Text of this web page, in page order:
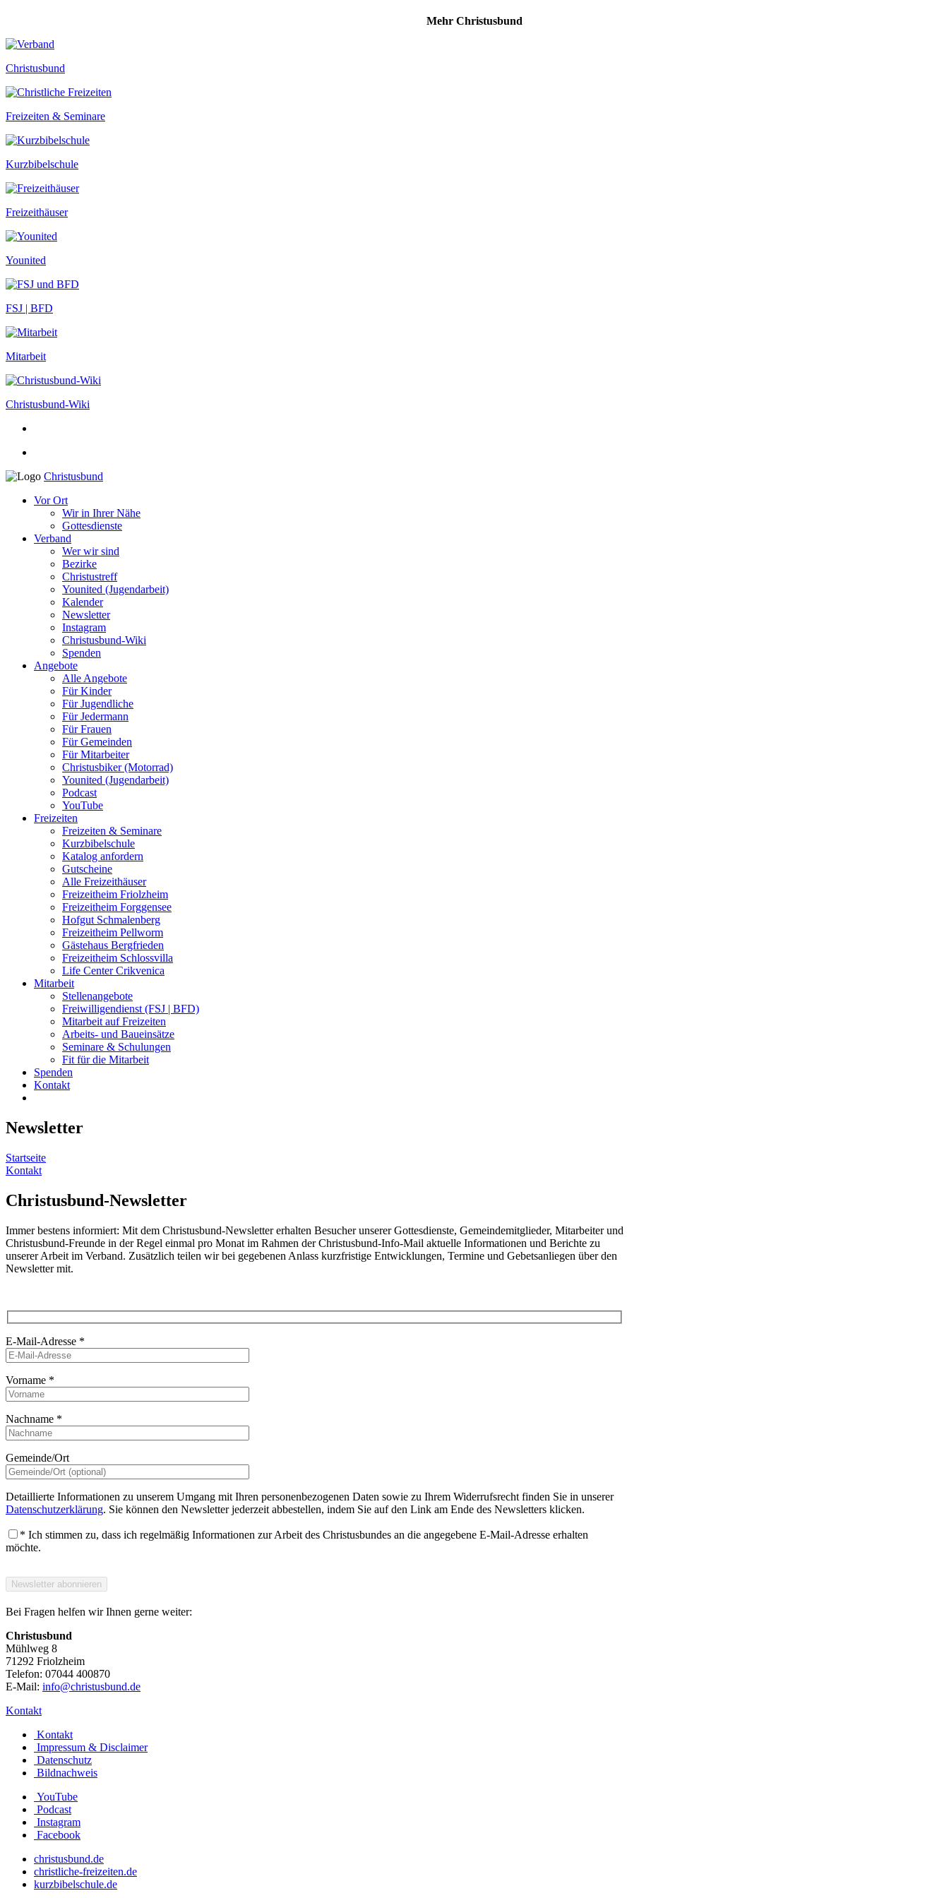
Mehr Christusbund
Christusbund
Freizeiten & Seminare
Kurzbibelschule
Freizeithäuser
Younited
FSJ | BFD
Mitarbeit
Christusbund-Wiki
Christusbund
Vor Ort
Wir in Ihrer Nähe
Gottesdienste
Verband
Wer wir sind
Bezirke
Christustreff
Younited (Jugendarbeit)
Kalender
Newsletter
Instagram
Christusbund-Wiki
Spenden
Angebote
Alle Angebote
Für Kinder
Für Jugendliche
Für Jedermann
Für Frauen
Für Gemeinden
Für Mitarbeiter
Christusbiker (Motorrad)
Younited (Jugendarbeit)
Podcast
YouTube
Freizeiten
Freizeiten & Seminare
Kurzbibelschule
Katalog anfordern
Gutscheine
Alle Freizeithäuser
Freizeitheim Friolzheim
Freizeitheim Forggensee
Hofgut Schmalenberg
Freizeitheim Pellworm
Gästehaus Bergfrieden
Freizeitheim Schlossvilla
Life Center Crikvenica
Mitarbeit
Stellenangebote
Freiwilligendienst (FSJ | BFD)
Mitarbeit auf Freizeiten
Arbeits- und Baueinsätze
Seminare & Schulungen
Fit für die Mitarbeit
Spenden
Kontakt
Newsletter
Startseite
Kontakt
Christusbund-Newsletter
Immer bestens informiert: Mit dem Christusbund-Newsletter erhalten Besucher unserer Gottesdienste, Gemeindemitglieder, Mitarbeiter und
Christusbund-Freunde in der Regel einmal pro Monat im Rahmen der Christusbund-Info-Mail aktuelle Informationen und Berichte zu
unserer Arbeit im Verband. Zusätzlich teilen wir bei gegebenen Anlass kurzfristige Entwicklungen, Termine und Gebetsanliegen über den
Newsletter mit.
E-Mail-Adresse *
Vorname *
Nachname *
Gemeinde/Ort
Detaillierte Informationen zu unserem Umgang mit Ihren personenbezogenen Daten sowie zu Ihrem Widerrufsrecht finden Sie in unserer
Datenschutzerklärung. Sie können den Newsletter jederzeit abbestellen, indem Sie auf den Link am Ende des Newsletters klicken.
* Ich stimmen zu, dass ich regelmäßig Informationen zur Arbeit des Christusbundes an die angegebene E-Mail-Adresse erhalten
möchte.
Bei Fragen helfen wir Ihnen gerne weiter:
Christusbund
Mühlweg 8
71292 Friolzheim
Telefon: 07044 400870
E-Mail: info@christusbund.de
Kontakt
Kontakt
Impressum & Disclaimer
Datenschutz
Bildnachweis
YouTube
Podcast
Instagram
Facebook
christusbund.de
christliche-freizeiten.de
kurzbibelschule.de